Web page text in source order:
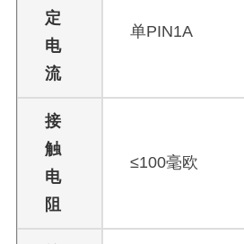
定
电
流
单PIN1A
接
触
电
阻
≤100毫欧